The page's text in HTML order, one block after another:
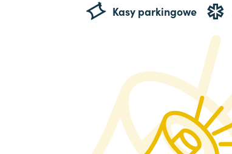
Kasy parkingowe